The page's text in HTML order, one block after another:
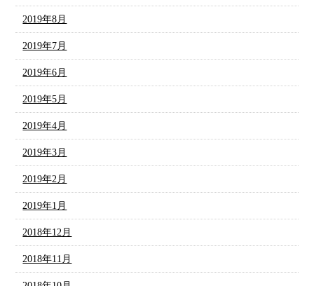
2019年8月
2019年7月
2019年6月
2019年5月
2019年4月
2019年3月
2019年2月
2019年1月
2018年12月
2018年11月